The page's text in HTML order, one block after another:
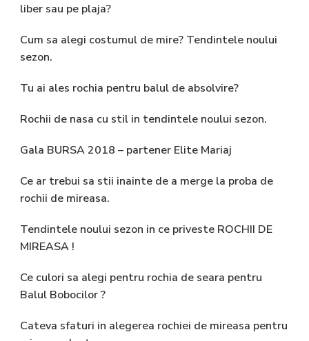
liber sau pe plaja?
Cum sa alegi costumul de mire? Tendintele noului
sezon.
Tu ai ales rochia pentru balul de absolvire?
Rochii de nasa cu stil in tendintele noului sezon.
Gala BURSA 2018 – partener Elite Mariaj
Ce ar trebui sa stii inainte de a merge la proba de
rochii de mireasa.
Tendintele noului sezon in ce priveste ROCHII DE
MIREASA !
Ce culori sa alegi pentru rochia de seara pentru
Balul Bobocilor ?
Cateva sfaturi in alegerea rochiei de mireasa pentru